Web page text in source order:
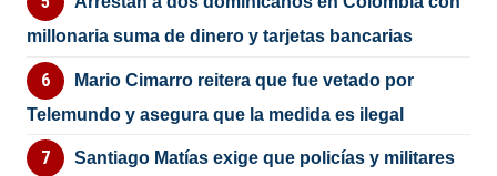
millonaria suma de dinero y tarjetas bancarias
Mario Cimarro reitera que fue vetado por
Telemundo y asegura que la medida es ilegal
Santiago Matías exige que policías y militares